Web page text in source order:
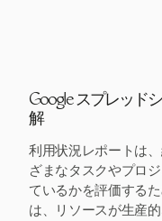
Google スプレッド
解
利用状況レポートは
ざまなタスクやプロ
ているかを評価する
は、リソースが生産